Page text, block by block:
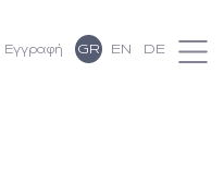
Εγγραφή GR EN DE